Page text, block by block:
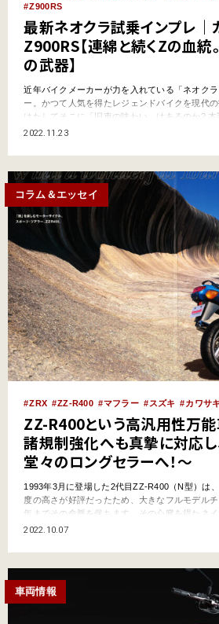
Z900RS
最新ネオクラ試乗インプレ｜
Z900RS【連綿と続くZの血統
の武器】
近年バイクメーカーが力を入れている「ネオク
ー。かつて人気を得たレジェンドバイクを現代
はたしてそこに「旧車の味わい」はあるのか?
産ネオクラシックの中でも図抜けた人気を誇る
堂々たる走りの本質に迫る！ ●文:ヤングマシン
2022.11.23
コラム＆エッセイ
ZRX ZZ-R400 マフラー スズキ カワサキ
ZZ-R400という高汎用性万能
諸規制強化へも真摯に対応し
堂々のロングセラーへ！～
1993年3月に登場した2代目ZZ-R400（N型）は
度の高さが好評だったため、大きなフルモデル
年までその命脈を保ちます。その心臓を得たネ
ったり、ワンランクアップした排出ガス規制を
万能車【中編】はコチラ &n…
2022.10.07
車両情報